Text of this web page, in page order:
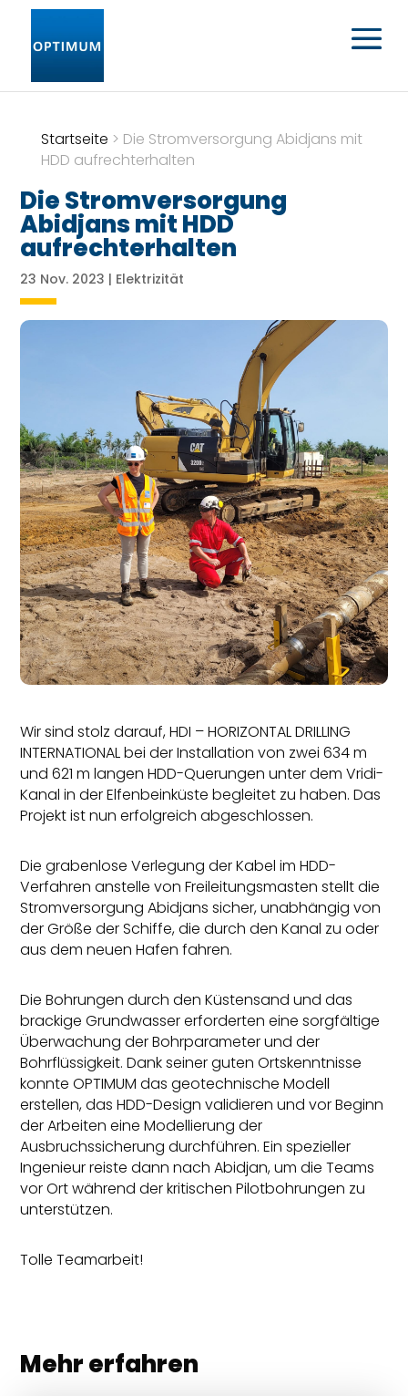
Startseite > Die Stromversorgung Abidjans mit
HDD aufrechterhalten
Die Stromversorgung
Abidjans mit HDD
aufrechterhalten
23 Nov. 2023 | Elektrizität
Wir sind stolz darauf, HDI – HORIZONTAL DRILLING
INTERNATIONAL bei der Installation von zwei 634 m
und 621 m langen HDD-Querungen unter dem Vridi-
Kanal in der Elfenbeinküste begleitet zu haben. Das
Projekt ist nun erfolgreich abgeschlossen.
Die grabenlose Verlegung der Kabel im HDD-
Verfahren anstelle von Freileitungsmasten stellt die
Stromversorgung Abidjans sicher, unabhängig von
der Größe der Schiffe, die durch den Kanal zu oder
aus dem neuen Hafen fahren.
Die Bohrungen durch den Küstensand und das
brackige Grundwasser erforderten eine sorgfältige
Überwachung der Bohrparameter und der
Bohrflüssigkeit. Dank seiner guten Ortskenntnisse
konnte OPTIMUM das geotechnische Modell
erstellen, das HDD-Design validieren und vor Beginn
der Arbeiten eine Modellierung der
Ausbruchssicherung durchführen. Ein spezieller
Ingenieur reiste dann nach Abidjan, um die Teams
vor Ort während der kritischen Pilotbohrungen zu
unterstützen.
Tolle Teamarbeit!
Mehr erfahren